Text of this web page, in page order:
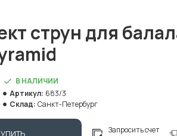
струн для
В НАЛИЧИИ
Артикул: 683/3
Склад: Санкт-Петербург
Запросить счет